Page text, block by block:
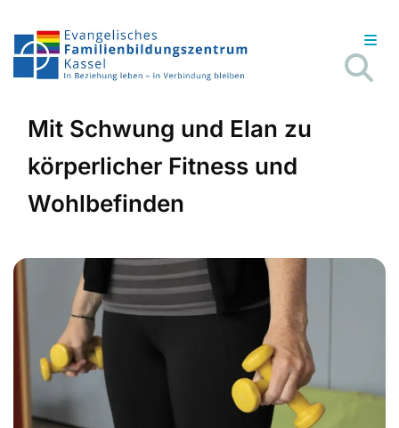
Mit Schwung und Elan zu
körperlicher Fitness und
Wohlbefinden